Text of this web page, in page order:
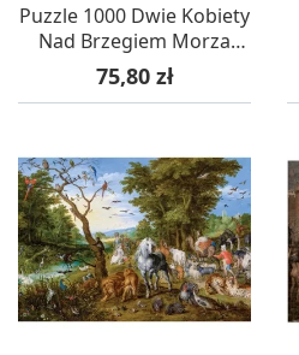
Puzzle 1000 Dwie Kobiety
Nad Brzegiem Morza
Śródziemnego (Cross),
Calypto
Cena
75,80 zł